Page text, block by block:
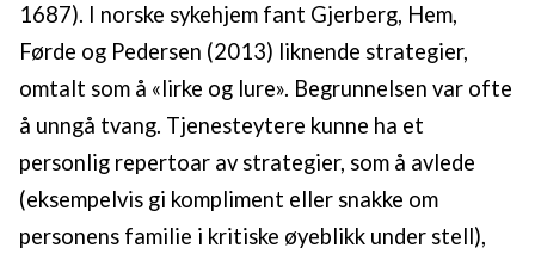
1687). I norske sykehjem fant Gjerberg, Hem,
Førde og Pedersen (2013) liknende strategier,
omtalt som å «lirke og lure». Begrunnelsen var ofte
å unngå tvang. Tjenesteytere kunne ha et
personlig repertoar av strategier, som å avlede
(eksempelvis gi kompliment eller snakke om
personens familie i kritiske øyeblikk under stell),